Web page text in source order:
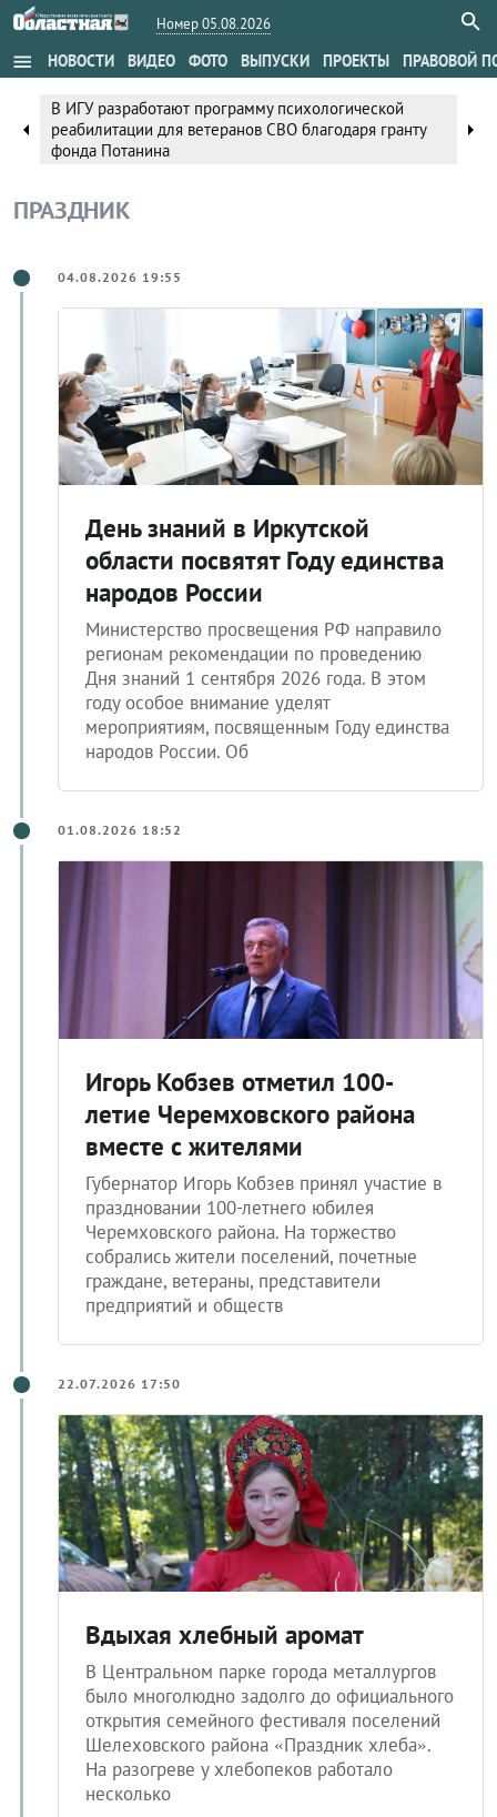
Номер 05.08.2026
menu НОВОСТИ ВИДЕО ФОТО ВЫПУСКИ ПРОЕКТЫ ПРАВОВОЙ
arrow_left
В ИГУ разработают программу психологической
реабилитации для ветеранов СВО благодаря гранту
фонда Потанина
arrow_right
ПРАЗДНИК
04.08.2026 19:55
День знаний в Иркутской
области посвятят Году единства
народов России
Министерство просвещения РФ направило
регионам рекомендации по проведению
Дня знаний 1 сентября 2026 года. В этом
году особое внимание уделят
мероприятиям, посвященным Году единства
народов России. Об
01.08.2026 18:52
Игорь Кобзев отметил 100-
летие Черемховского района
вместе с жителями
Губернатор Игорь Кобзев принял участие в
праздновании 100-летнего юбилея
Черемховского района. На торжество
собрались жители поселений, почетные
граждане, ветераны, представители
предприятий и обществ
22.07.2026 17:50
Вдыхая хлебный аромат
В Центральном парке города металлургов
было многолюдно задолго до официального
открытия семейного фестиваля поселений
Шелеховского района «Праздник хлеба».
На разогреве у хлебопеков работало
несколько